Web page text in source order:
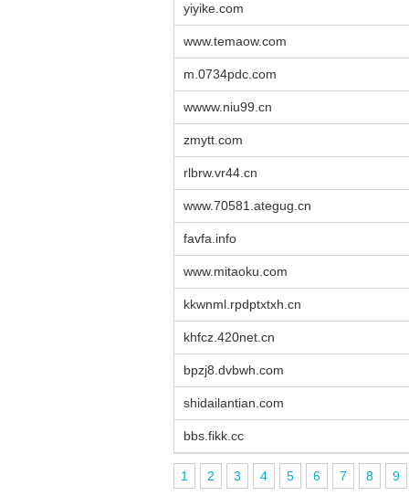
yiyike.com
www.temaow.com
m.0734pdc.com
wwww.niu99.cn
zmytt.com
rlbrw.vr44.cn
www.70581.ategug.cn
favfa.info
www.mitaoku.com
kkwnml.rpdptxtxh.cn
khfcz.420net.cn
bpzj8.dvbwh.com
shidailantian.com
bbs.fikk.cc
1 2 3 4 5 6 7 8 9